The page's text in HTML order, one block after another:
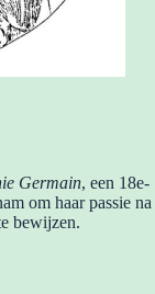
Germain, een 18e-
om haar passie na
bewijzen.